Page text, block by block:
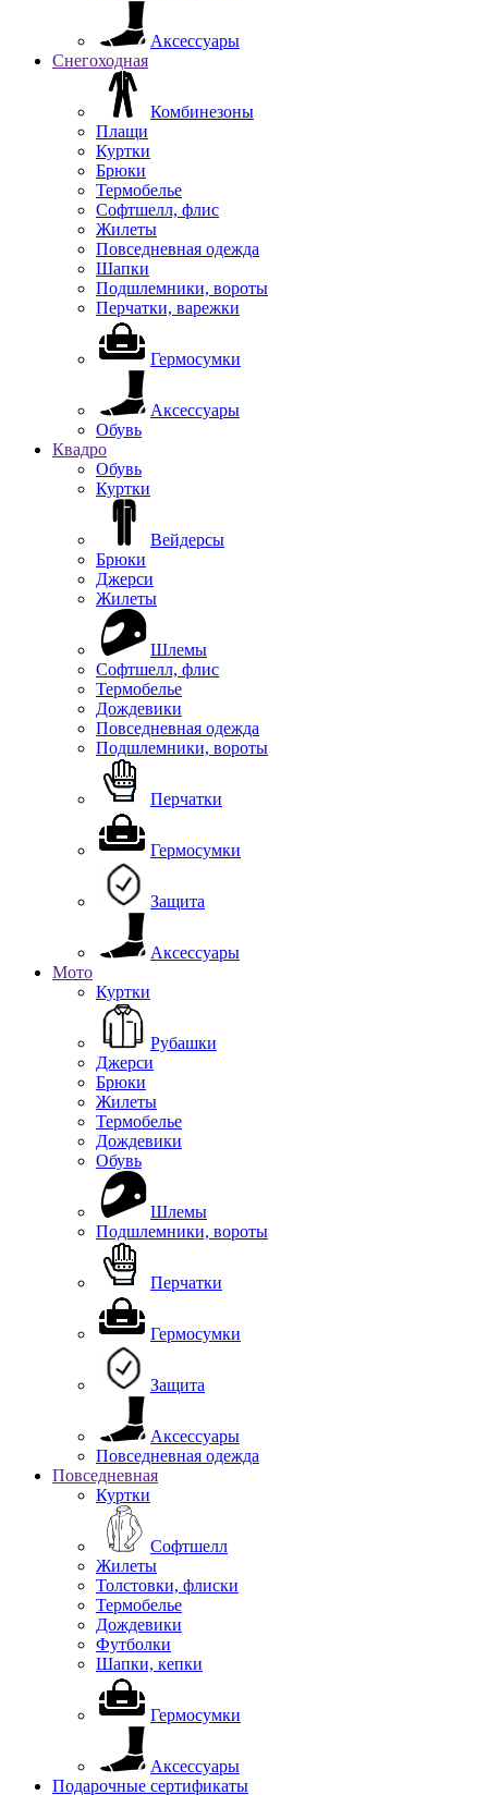
Аксессуары
Снегоходная
Комбинезоны
Плащи
Куртки
Брюки
Термобелье
Софтшелл, флис
Жилеты
Повседневная одежда
Шапки
Подшлемники, вороты
Перчатки, варежки
Гермосумки
Аксессуары
Обувь
Квадро
Обувь
Куртки
Вейдерсы
Брюки
Джерси
Жилеты
Шлемы
Софтшелл, флис
Термобелье
Дождевики
Повседневная одежда
Подшлемники, вороты
Перчатки
Гермосумки
Защита
Аксессуары
Мото
Куртки
Рубашки
Джерси
Брюки
Жилеты
Термобелье
Дождевики
Обувь
Шлемы
Подшлемники, вороты
Перчатки
Гермосумки
Защита
Аксессуары
Повседневная одежда
Повседневная
Куртки
Софтшелл
Жилеты
Толстовки, флиски
Термобелье
Дождевики
Футболки
Шапки, кепки
Гермосумки
Аксессуары
Подарочные сертификаты